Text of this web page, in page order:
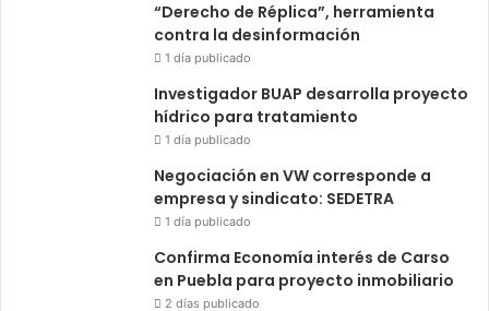
“Derecho de Réplica”, herramienta
contra la desinformación
1 día publicado
Investigador BUAP desarrolla proyecto
hídrico para tratamiento
1 día publicado
Negociación en VW corresponde a
empresa y sindicato: SEDETRA
1 día publicado
Confirma Economía interés de Carso
en Puebla para proyecto inmobiliario
2 días publicado